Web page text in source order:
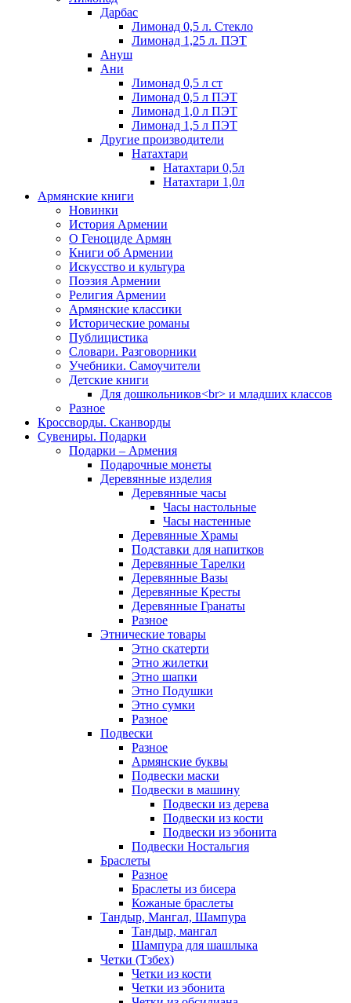
Дарбас
Лимонад 0,5 л. Стекло
Лимонад 1,25 л. ПЭТ
Ануш
Ани
Лимонад 0,5 л ст
Лимонад 0,5 л ПЭТ
Лимонад 1,0 л ПЭТ
Лимонад 1,5 л ПЭТ
Другие производители
Натахтари
Натахтари 0,5л
Натахтари 1,0л
Армянские книги
Новинки
История Армении
О Геноциде Армян
Книги об Армении
Иcкусство и культура
Поэзия Армении
Религия Армении
Армянские классики
Исторические романы
Публицистика
Словари. Разговорники
Учебники. Самоучители
Детские книги
Для дошкольников<br> и младших классов
Разное
Кроссворды. Сканворды
Сувениры. Подарки
Подарки – Армения
Подарочные монеты
Деревянные изделия
Деревянные часы
Часы настольные
Часы настенные
Деревянные Храмы
Подставки для напитков
Деревянные Тарелки
Деревянные Вазы
Деревянные Кресты
Деревянные Гранаты
Разное
Этнические товары
Этно скатерти
Этно жилетки
Этно шапки
Этно Подушки
Этно сумки
Разное
Подвески
Разное
Армянские буквы
Подвески маски
Подвески в машину
Подвески из дерева
Подвески из кости
Подвески из эбонита
Подвески Ностальгия
Браслеты
Разное
Браслеты из бисера
Кожаные браслеты
Тандыр, Мангал, Шампура
Тандыр, мангал
Шампура для шашлыка
Четки (Тзбех)
Четки из кости
Четки из эбонита